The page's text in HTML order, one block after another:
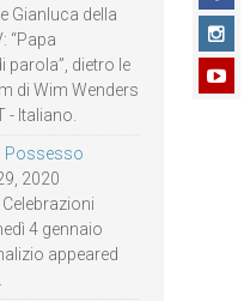
Gianluca della
“Papa
parola”, dietro le
di Wim Wenders
- Italiano.
Possesso
2020
4 gennaio
appeared